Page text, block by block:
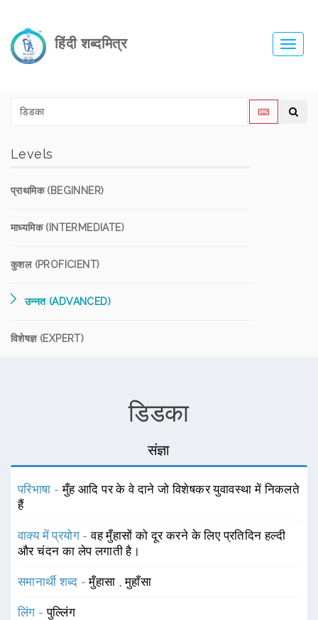
हिंदी शब्दमित्र
Levels
प्राथमिक (BEGINNER)
माध्यमिक (INTERMEDIATE)
कुशल (PROFICIENT)
उन्नत (ADVANCED)
विशेषज्ञ (EXPERT)
डिडका
संज्ञा
परिभाषा -मुँह आदि पर के वे दाने जो विशेषकर युवावस्था में निकलते
हैं
वाक्य में प्रयोग -वह मुँहासों को दूर करने के लिए प्रतिदिन हल्दी
और चंदन का लेप लगाती है।
समानार्थी शब्द -मुँहासा ,मुहाँसा
लिंग -पुल्लिंग